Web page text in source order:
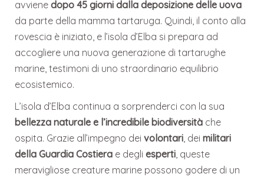
avvienedopo 45 giorni dalla deposizione delle uova
da parte della mamma tartaruga. Quindi, il conto alla
rovescia è iniziato, e l’isola d’Elba si prepara ad
accogliere una nuova generazione di tartarughe
marine, testimoni di uno straordinario equilibrio
ecosistemico.
L’isola d’Elba continua a sorprenderci con la sua
bellezza naturale e l’incredibile biodiversità che
ospita. Grazie all’impegno deivolontari , deimilitari
della Guardia Costiera e degliesperti , queste
meravigliose creature marine possono godere di un